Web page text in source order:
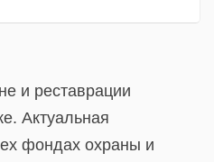
и реставрации
Актуальная
фондах охраны и